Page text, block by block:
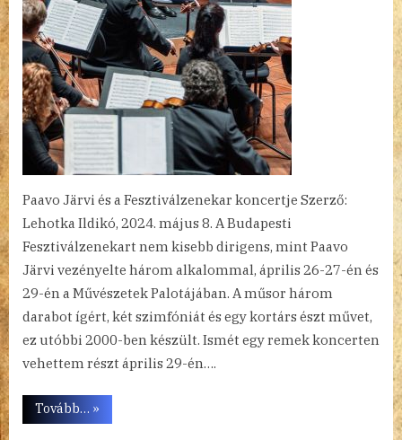
Paavo Järvi és a Fesztiválzenekar koncertje Szerző:
Lehotka Ildikó, 2024. május 8. A Budapesti
Fesztiválzenekart nem kisebb dirigens, mint Paavo
Järvi vezényelte három alkalommal, április 26-27-én és
29-én a Művészetek Palotájában. A műsor három
darabot ígért, két szimfóniát és egy kortárs észt művet,
ez utóbbi 2000-ben készült. Ismét egy remek koncerten
vehettem részt április 29-én….
Tovább… “Észt,
német,
»